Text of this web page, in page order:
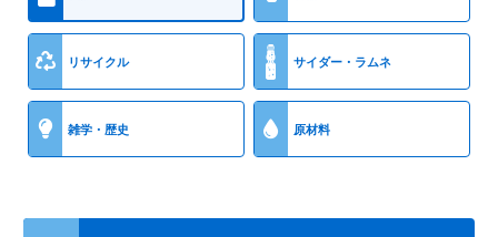
リサイクル サイダー・ラムネ
雑学・歴史 原材料